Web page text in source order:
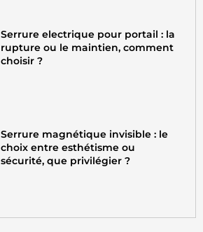
Serrure electrique pour portail : la
rupture ou le maintien, comment
choisir ?
Serrure magnétique invisible : le
choix entre esthétisme ou
sécurité, que privilégier ?